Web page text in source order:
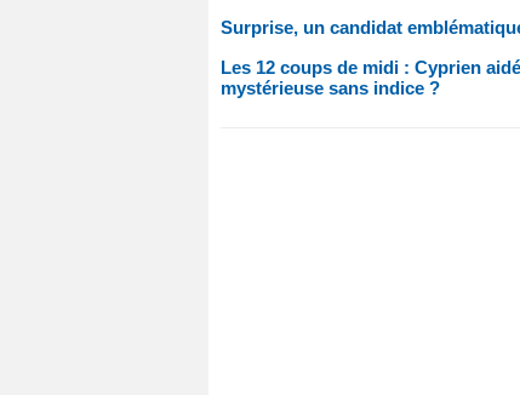
Surprise, un candidat
Les 12 coups de midi : Cyprien
mystérieuse sans indice ?